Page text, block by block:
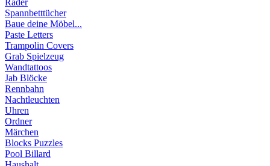
Räder
Spannbetttücher
Baue deine Möbel...
Paste Letters
Trampolin Covers
Grab Spielzeug
Wandtattoos
Jab Blöcke
Rennbahn
Nachtleuchten
Uhren
Ordner
Märchen
Blocks Puzzles
Pool Billard